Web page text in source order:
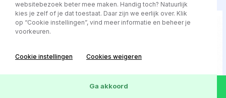
websitebezoek beter mee maken. Handig toch? Natuurlijk
kies je zelf of je dat toestaat. Daar zijn we eerlijk over. Klik
op “Cookie instellingen”, vind meer informatie en beheer je
voorkeuren.
Cookie instellingen Cookies weigeren
Ga akkoord